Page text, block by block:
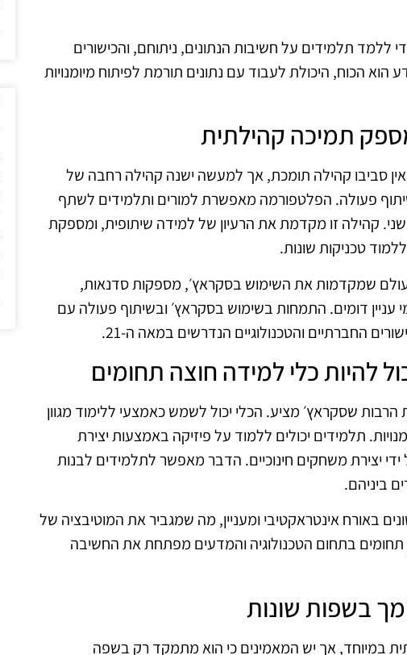
ללמד תלמידים על חשיבות הנתונים, ניתוחם, והכישורים
הוא הכוח, היכולת לעבוד עם נתונים תורמת לפיתוח מיומנויות
סביבו קהילה תומכת, אך למעשה ישנה קהילה רחבה של
פעולה. הפלטפורמה מאפשרת למורים ותלמידים לשתף
קהילה זו מקדמת את הרעיון של למידה שיתופית, ומספקת
טכניקות שונות.
העולם שמקדמות את השימוש בסקראץ׳, מספקות סדנאות,
עניין דומים. התמחות בשימוש בסקראץ׳ ובשיתוף פעולה עם
החברתיים והטכנולוגיים הנדרשים במאה ה-21.
שסקראץ׳ מציע. הכלי יכול לשמש כאמצעי ללימוד מגוון
תלמידים יכולים ללמוד על פיזיקה באמצעות יצירת
ידי יצירת משחקים חינוכיים. הדבר מאפשר לתלמידים לבנות
ביניהם.
באורח אינטראקטיבי ומעניין, מה שמגביר את המוטיבציה של
תחומים בתחום הטכנולוגיה והמדעים מפתחת את החשיבה
במיוחד, אך יש המאמינים כי הוא מתמקד רק בשפה